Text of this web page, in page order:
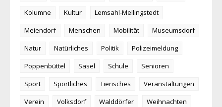
Kolumne
Kultur
Lemsahl-Mellingstedt
Meiendorf
Menschen Mobilität
Museumsdorf
Natur
Natürliches Politik
Polizeimeldung
Poppenbüttel
Sasel Schule
Senioren
Sport
Sportliches Tierisches
Veranstaltungen
Verein
Volksdorf Walddörfer
Weihnachten